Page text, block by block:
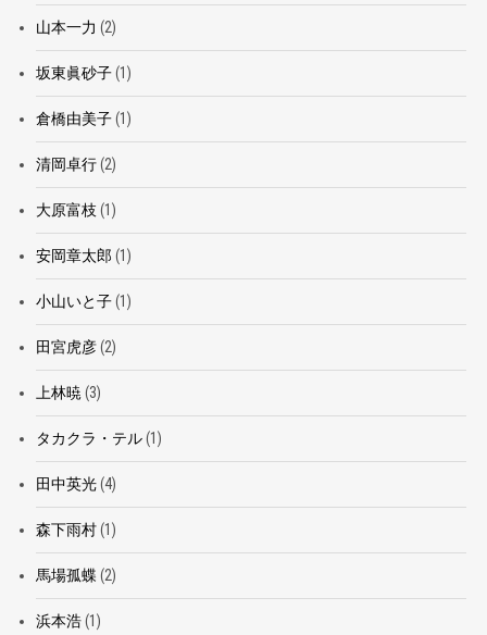
山本一力 (2)
坂東眞砂子(1)
倉橋由美子(1)
清岡卓行(2)
大原富枝 (1)
安岡章太郎 (1)
小山いと子(1)
田宮虎彦(2)
上林暁 (3)
タカクラ・テル(1)
田中英光(4)
森下雨村(1)
馬場孤蝶 (2)
浜本浩(1)